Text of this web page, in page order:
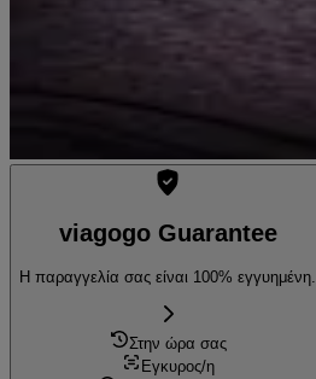
viagogo Guarantee
Η παραγγελία σας είναι 100% εγγυημένη.
Στην ώρα σας
Εγκυρος/η